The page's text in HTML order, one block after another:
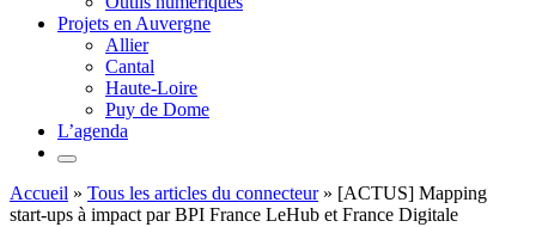
Projets en Auvergne
Allier
Cantal
Haute-Loire
Puy de Dome
L’agenda
Accueil » Tous les articles du connecteur» [ACTUS] Mapping
start-ups à impact par BPI France LeHub et France Digitale